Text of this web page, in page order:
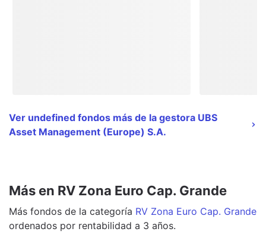
Ver undefined fondos más de la gestora UBS
Asset Management (Europe) S.A.
Más en RV Zona Euro Cap. Grande
Más fondos de la categoría RV Zona Euro Cap. Grande
ordenados por rentabilidad a 3 años.